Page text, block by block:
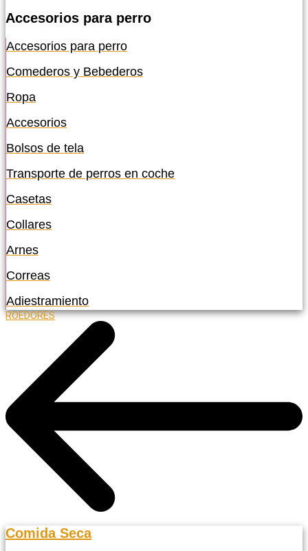
Accesorios para perro
Accesorios para perro
Comederos y Bebederos
Ropa
Accesorios
Bolsos de tela
Transporte de perros en coche
Casetas
Collares
Arnes
Correas
Adiestramiento
ROEDORES
Comida Seca